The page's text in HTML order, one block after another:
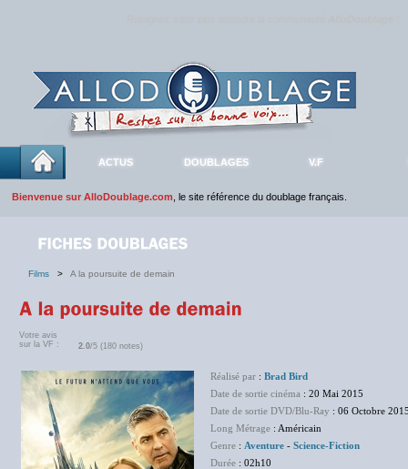
ACTUS DOUBLAGES V.F
Bienvenue sur AlloDoublage.com , le site référence du doublage français.
Films > A la poursuite de demain
Votre avis
sur la VF :
2.0/5 (180 notes)
Réalisé par : Brad Bird
Date de sortie cinéma : 20 Mai 2015
Date de sortie DVD/Blu-Ray : 06 Octobre
Long Métrage : Américain
Genre : Aventure - Science-Fiction
Durée : 02h10